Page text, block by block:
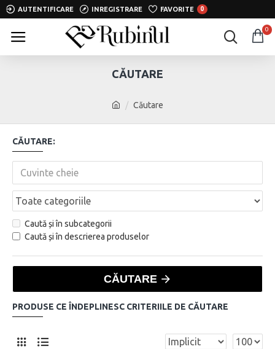
AUTENTIFICARE INREGISTRARE FAVORITE 0
0
Căutare
CĂUTARE
CĂUTARE:
Caută și în subcategorii
Caută și în descrierea produselor
CĂUTARE
PRODUSE CE ÎNDEPLINESC CRITERIILE DE CĂUTARE